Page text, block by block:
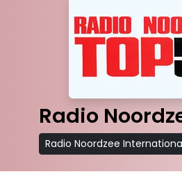
Radio
Radio Noordzee